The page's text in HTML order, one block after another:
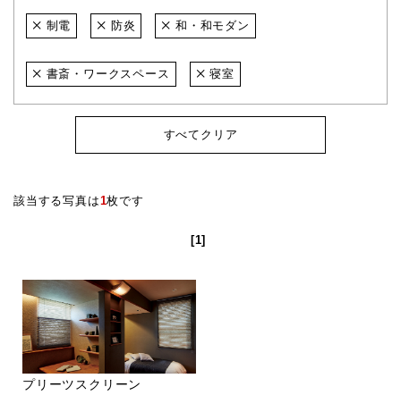
制電 防炎 和・和モダン
書斎・ワークスペース 寝室
すべてクリア
該当する写真は1枚です
[1]
プリーツスクリーン